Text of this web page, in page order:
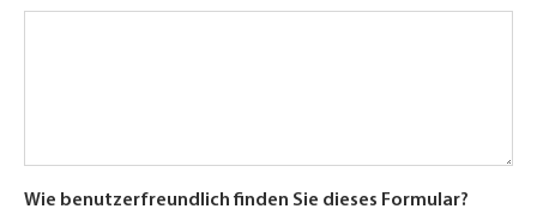
Wie benutzerfreundlich finden Sie dieses Formular?